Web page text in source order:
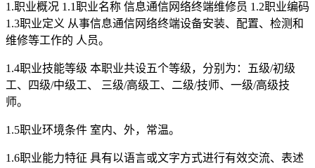
1.职业概况 1.1职业名称 信息通信网络终端维修员 1.2职业编码
1.3职业定义 从事信息通信网络终端设备安装、配置、检测和
维修等工作的 人员。
1.4职业技能等级 本职业共设五个等级，分别为：五级/初级
工、四级/中级工、 三级/高级工、二级/技师、一级/高级技
师。
1.5职业环境条件 室内、外，常温。
1.6职业能力特征 具有以语言或文字方式进行有效交流、表述